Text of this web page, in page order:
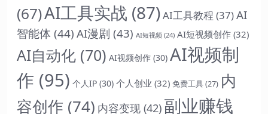
(67)AI工具实战 (87)AI工具教程 (37)AI
智能体 (44) AI漫剧 (43) AI短视频 (24) AI短视频创作 (32)
AI自动化 (70) AI视频创作 (30) AI视频制
作 (95) 个人IP (30) 个人创业 (32) 免费工具(27) 内
容创作 (74) 内容变现 (42) 副业赚钱